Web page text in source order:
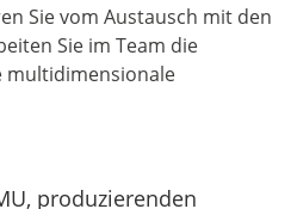
Sie vom Austausch mit den
Sie im Team die
multidimensionale
produzierenden